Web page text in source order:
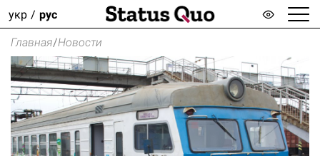
укр рус
Главная/Новости